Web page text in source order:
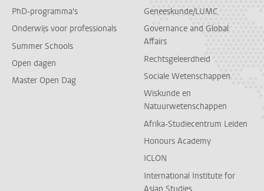
PhD-programma's
Onderwijs voor professionals
Summer Schools
Open dagen
Master Open Dag
Geneeskunde/LUMC
Governance and Global
Affairs
Rechtsgeleerdheid
Sociale Wetenschappen
Wiskunde en
Natuurwetenschappen
Afrika-Studiecentrum Leiden
Honours Academy
ICLON
International Institute for
Asian Studies